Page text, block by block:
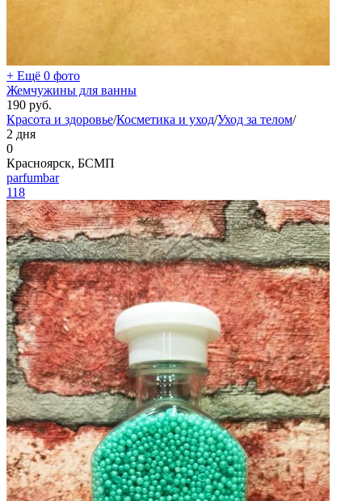
+ Ещё 0 фото
Жемчужины для ванны
190 руб.
Красота и здоровье/Косметика и уход/Уход за телом/
2 дня
0
Красноярск, БСМП
parfumbar
118